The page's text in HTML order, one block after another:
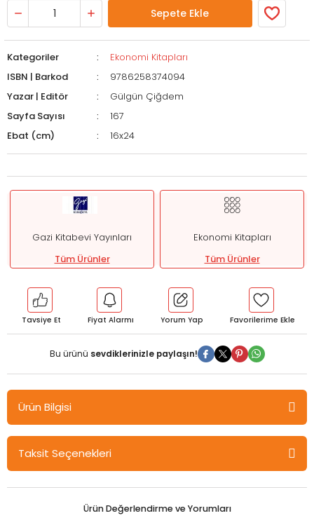
Sepete Ekle
Kategoriler
Ekonomi Kitapları
ISBN | Barkod
9786258374094
Yazar | Editör
Gülgün Çiğdem
Sayfa Sayısı
167
Ebat (cm)
16x24
Gazi Kitabevi Yayınları
Tüm Ürünler
Ekonomi Kitapları
Tüm Ürünler
Tavsiye Et Fiyat Alarmı Yorum Yap
Bu ürünü sevdiklerinizle paylaşın!
Ürün Bilgisi
Gazi Kitabevi Multidisipliner Yaklaşımla İktisadi Kriz Olgusu Cilt 5 -
Gülgün Çiğdem Gazi Kitabevi
Editör: Doç. Dr. Gülgün ÇİĞDEM
Taksit Seçenekleri
Ürün Değerlendirme ve Yorumları